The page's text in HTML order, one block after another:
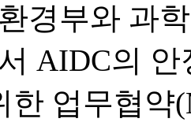
경부와 과
AIDC의
한 업무협약